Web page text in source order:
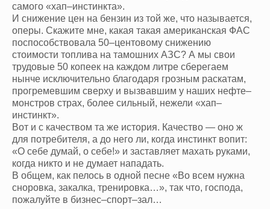
самого «хап–инстинкта».
И снижение цен на бензин из той же, что называется,
оперы. Скажите мне, какая такая американская ФАС
поспособствовала 50–центовому снижению
стоимости топлива на тамошних АЗС? А мы свои
трудовые 50 копеек на каждом литре сберегаем
нынче исключительно благодаря грозным раскатам,
прогремевшим сверху и вызвавшим у наших нефте–
монстров страх, более сильный, нежели «хап–
инстинкт».
Вот и с качеством та же история. Качество — оно ж
для потребителя, а до него ли, когда инстинкт вопит:
«О себе думай, о себе!» и заставляет махать руками,
когда никто и не думает нападать.
В общем, как пелось в одной песне «Во всем нужна
сноровка, закалка, тренировка…», так что, господа,
пожалуйте в бизнес–спорт–зал…